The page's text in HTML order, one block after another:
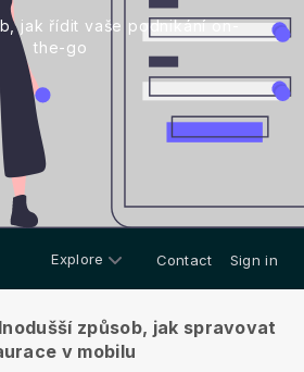
jak řídit vaše podnikání on-
the-go
Explore Contact Sign in
způsob, jak spravovat
v mobilu